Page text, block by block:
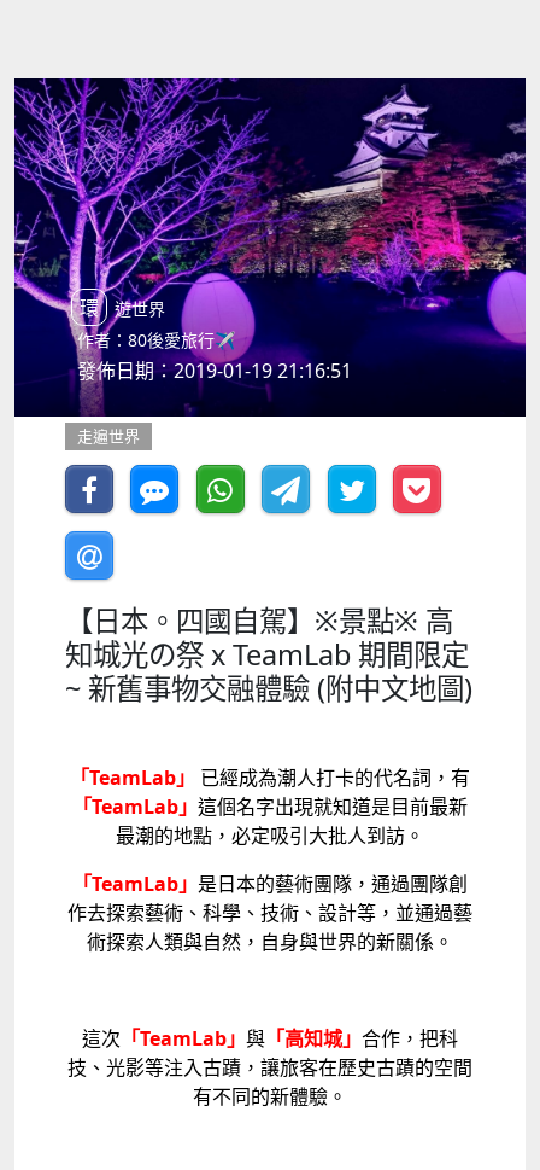
環遊世界
作者：80後愛旅行✈️
發佈日期：2019-01-19 21:16:51
走遍世界
【日本。四國自駕】※景點※ 高
知城光の祭 x TeamLab 期間限定
~ 新舊事物交融體驗 (附中文地圖)
「TeamLab」
已經成為潮人打卡的代名詞，有
「TeamLab」 這個名字出現就知道是目前最新
最潮的地點，必定吸引大批人到訪。
「TeamLab」 是日本的藝術團隊，通過團隊創
作去探索藝術、科學、技術、設計等，並通過藝
術探索人類與自然，自身與世界的新關係。
這次 「TeamLab」 與 「高知城」 合作，把科
技、光影等注入古蹟，讓旅客在歷史古蹟的空間
有不同的新體驗。